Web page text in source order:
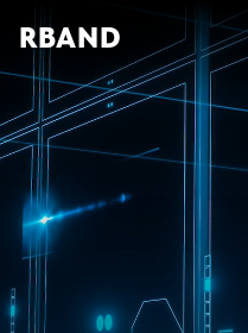
RBAND